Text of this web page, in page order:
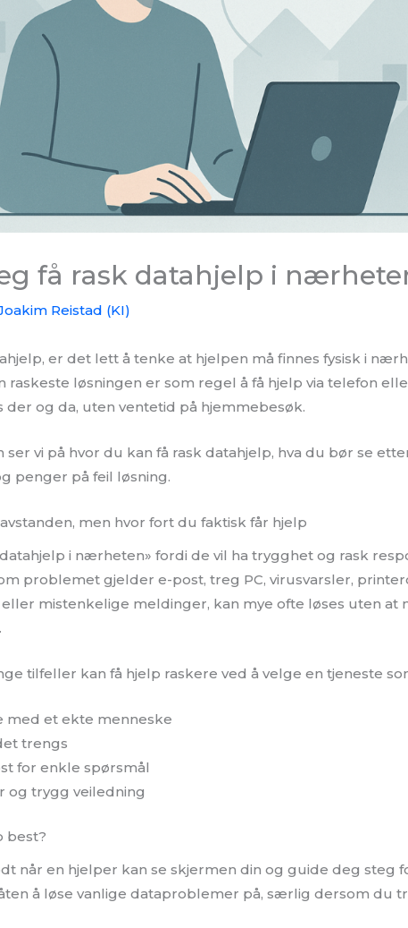
få rask datahjelp i
Reistad (KI)
er det lett å tenke at hjelpen må finnes fysisk i
raskeste løsningen er som regel å få hjelp via telefon
og da, uten ventetid på hjemmebesøk.
ser vi på hvor du kan få rask datahjelp, hva du bør se
penger på feil løsning.
men hvor fort du faktisk får hjelp
i nærheten» fordi de vil ha trygghet og rask
problemet gjelder e-post, treg PC, virusvarsler,
mistenkelige meldinger, kan mye ofte løses uten at
tilfeller kan få hjelp raskere ved å velge en tjeneste
med et ekte menneske
trengs
for enkle spørsmål
og trygg veiledning
best?
når en hjelper kan se skjermen din og guide deg steg
å løse vanlige dataproblemer på, særlig dersom du